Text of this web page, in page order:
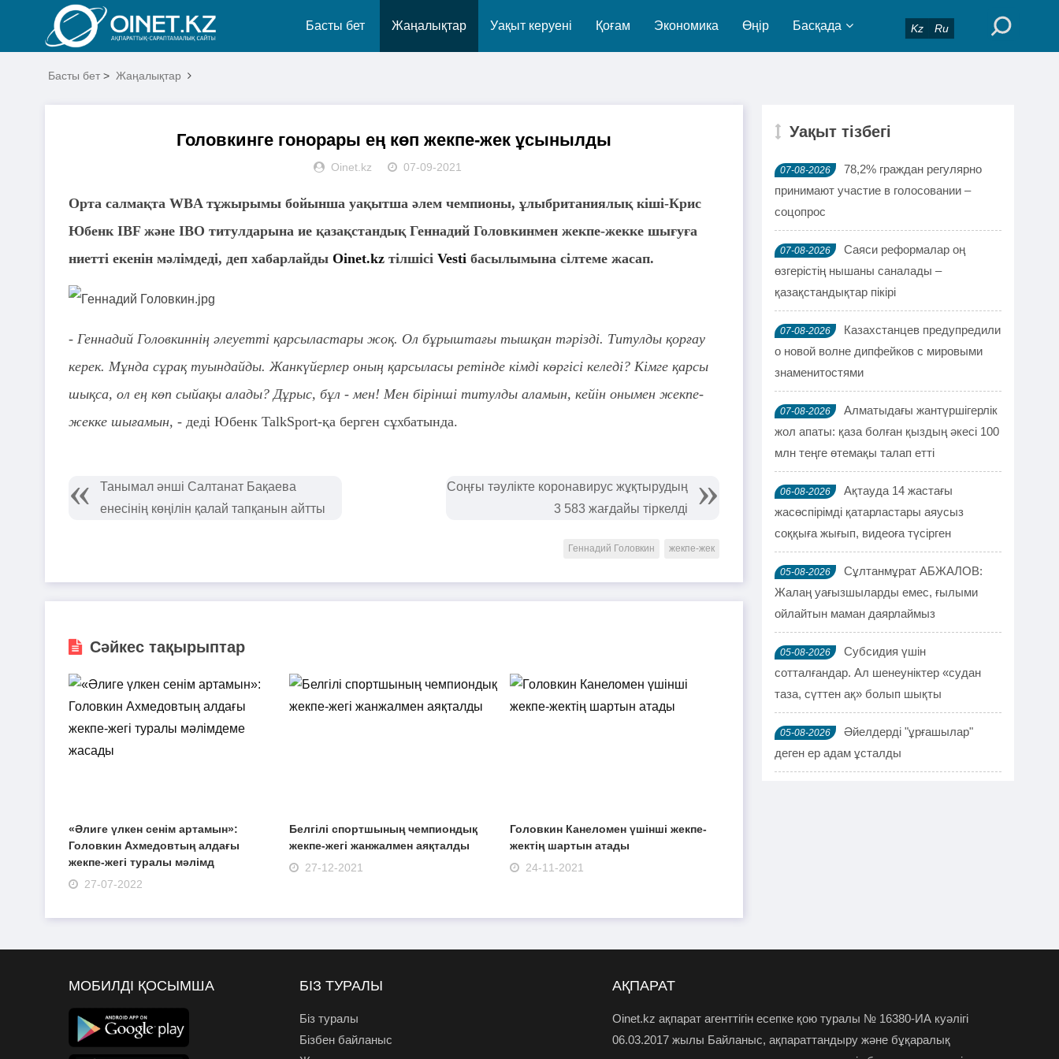
Kz Ru
Басты бет Жаңалықтар Уақыт керуені Қоғам Экономика Өңір Басқада
Басты бет > Жаңалықтар
Головкинге гонорары ең көп жекпе-жек ұсынылды
Oinet.kz 07-09-2021
Орта салмақта WBA тұжырымы бойынша уақытша әлем чемпионы, ұлыбританиялық кіші-Крис
Юбенк IBF және IBO титулдарына ие қазақстандық Геннадий Головкинмен жекпе-жекке шығуға
ниетті екенін мәлімдеді, деп хабарлайды Oinet.kz тілшісі Vesti басылымына сілтеме жасап.
- Геннадий Головкиннің әлеуетті қарсыластары жоқ. Ол бұрыштағы тышқан тәрізді. Титулды қорғау
керек. Мұнда сұрақ туындайды. Жанкүйерлер оның қарсыласы ретінде кімді көргісі келеді? Кімге қарсы
шықса, ол ең көп сыйақы алады? Дұрыс, бұл - мен! Мен бірінші титулды аламын, кейін онымен жекпе-
жекке шығамын, - деді Юбенк TalkSport-қа берген сұхбатында.
Танымал әнші Салтанат Бақаева
енесінің көңілін қалай тапқанын айтты
Соңғы тәулікте коронавирус жұқтырудың
3 583 жағдайы тіркелді
Геннадий Головкин жекпе-жек
Сәйкес тақырыптар
«Әлиге үлкен сенім артамын»:
Головкин Ахмедовтың алдағы
жекпе-жегі туралы мәлімд
27-07-2022
Белгілі спортшының чемпиондық
жекпе-жегі жанжалмен аяқталды
27-12-2021
Головкин Канеломен үшінші жекпе-
жектің шартын атады
24-11-2021
Уақыт тізбегі
07-08-2026
78,2% граждан регулярно
принимают участие в голосовании –
соцопрос
07-08-2026
Саяси реформалар оң
өзгерістің нышаны саналады –
қазақстандықтар пікірі
07-08-2026
Казахстанцев предупредили
о новой волне дипфейков с мировыми
знаменитостями
07-08-2026
Алматыдағы жантүршігерлік
жол апаты: қаза болған қыздың әкесі 100
млн теңге өтемақы талап етті
06-08-2026
Ақтауда 14 жастағы
жасөспірімді қатарластары аяусыз
соққыға жығып, видеоға түсірген
05-08-2026
Сұлтанмұрат АБЖАЛОВ:
Жалаң уағызшыларды емес, ғылыми
ойлайтын маман даярлаймыз
05-08-2026
Субсидия үшін
сотталғандар. Ал шенеуніктер «судан
таза, сүттен ақ» болып шықты
05-08-2026
Әйелдерді "ұрғашылар"
деген ер адам ұсталды
теңге берген
МОБИЛДІ ҚОСЫМША БІЗ ТУРАЛЫ
Біз туралы
Бізбен байланыс
АҚПАРАТ
Oinet.kz ақпарат агенттігін есепке қою туралы № 16380-ИА куәлігі
06.03.2017 жылы Байланыс, ақпараттандыру және бұқаралық